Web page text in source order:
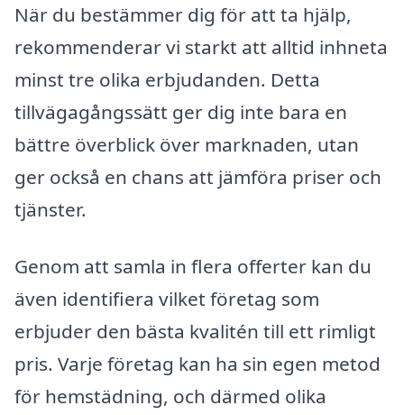
När du bestämmer dig för att ta hjälp,
rekommenderar vi starkt att alltid inhneta
minst tre olika erbjudanden. Detta
tillvägagångssätt ger dig inte bara en
bättre överblick över marknaden, utan
ger också en chans att jämföra priser och
tjänster.
Genom att samla in flera offerter kan du
även identifiera vilket företag som
erbjuder den bästa kvalitén till ett rimligt
pris. Varje företag kan ha sin egen metod
för hemstädning, och därmed olika